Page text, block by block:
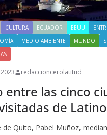
CULTURA ECUADOR EEUU
MEDIO AMBIENTE MUNDO
redaccioncerolatitud
entre las cinco
de
de Quito, Pabel Muñoz,